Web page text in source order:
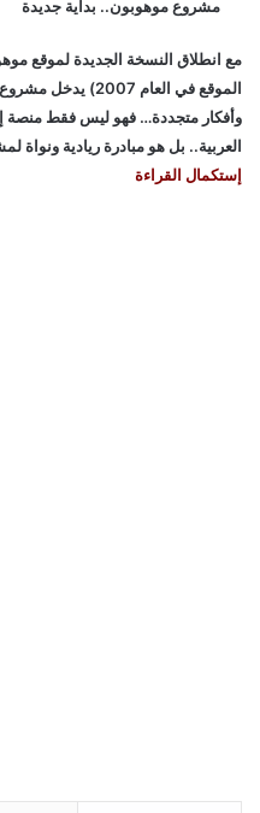
مشروع موهوبون.. بداية جديدة
مع انطلاق النسخة الجديدة لموقع
الموقع في العام
وأفكار متجددة… فهو ليس فقط منصة
العربية.. بل هو مبادرة ريادية
إستكمال القراءة